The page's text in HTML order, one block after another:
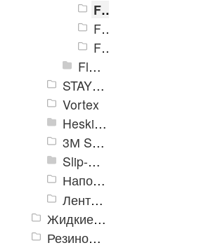
Flex Track 4100GL
Flex Track 4100S
Flex Track 4100W
Flex Track 4200
STAYER Profi
Vortex
Heskins
3М Safety-Walk TM
Slip-Stop
Напольная разметка, знаки
Ленты Зубр
Жидкие противоскользящие средства
Резиновый профиль с алюминиевой вставкой «NoSlip»